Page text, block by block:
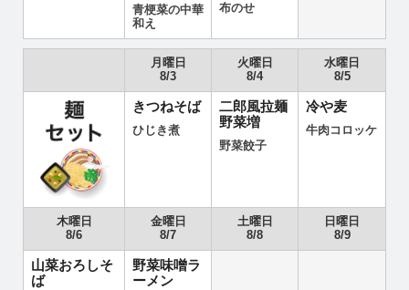
青梗菜の中華
和え
布のせ
月曜日
8/3
火曜日
8/4
水曜日
8/5
きつねそば
ひじき煮
二郎風拉麺
野菜増
野菜餃子
冷や麦
牛肉コロッケ
木曜日
8/6
金曜日
8/7
土曜日
8/8
日曜日
8/9
山菜おろしそ
ば
野菜味噌ラ
ーメン